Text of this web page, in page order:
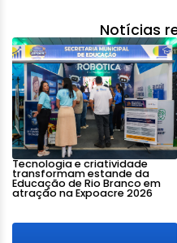
Notícias
Tecnologia e criatividade
transformam estande da
Educação de Rio Branco em
atração na Expoacre 2026